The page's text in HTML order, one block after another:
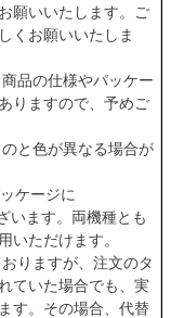
願いいたします。ご
くお願いいたしま
品の仕様やパッケー
りますので、予めご
と色が異なる場合が
ケージに
います。両機種とも
いただけます。
りますが、注文のタ
ていた場合でも、実
す。その場合、代替